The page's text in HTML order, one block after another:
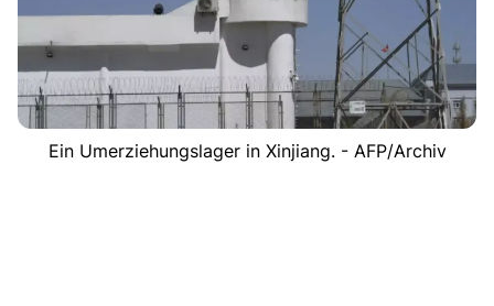
Ein Umerziehungslager in Xinjiang. - AFP/Archiv